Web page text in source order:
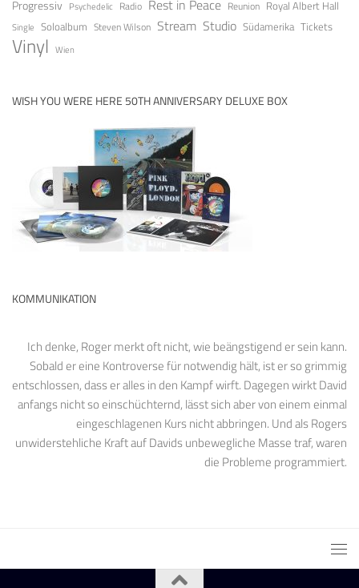
Progressiv Psychedelic Radio Rest in Peace Reunion Royal Albert Hall
Single Soloalbum Steven Wilson Stream Studio Südamerika Tickets
Vinyl Wien
WISH YOU WERE HERE 50TH ANNIVERSARY DELUXE BOX
KOMMUNIKATION
Ich denke, Roger merkt oft nicht, wie beängstigend er sein kann.
Sobald er eine Kontroverse für notwendig hält, ist er so grimmig
entschlossen, dass er alles in den Kampf wirft. Dagegen wirkt David
anfangs nicht so einschüchternd, lässt sich aber von einem einmal
eingeschlagenen Kurs nicht abbringen. Und als Rogers
unwiderstehliche Kraft auf Davids unbewegliche Masse traf, waren
die Probleme programmiert.